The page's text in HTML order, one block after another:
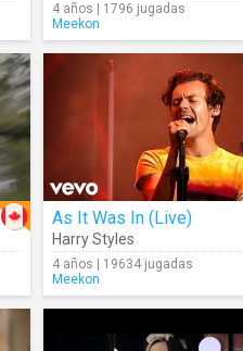
4 años | 1796 jugadas
Meekon
As It Was In (Live)
Harry Styles
4 años | 19634 jugadas
Meekon